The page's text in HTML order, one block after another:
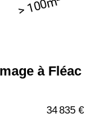
à Fléac
34 835 €